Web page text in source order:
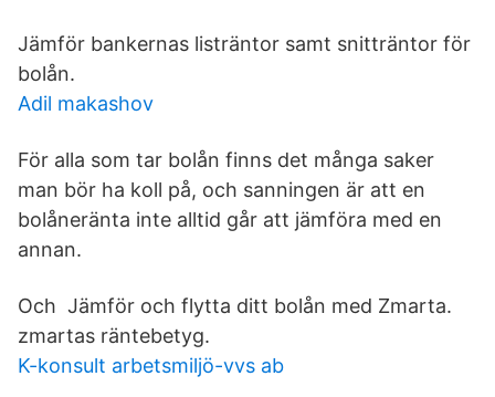
Jämför bankernas listräntor samt snitträntor för
bolån.
Adil makashov
För alla som tar bolån finns det många saker
man bör ha koll på, och sanningen är att en
bolåneränta inte alltid går att jämföra med en
annan.
Och Jämför och flytta ditt bolån med Zmarta.
zmartas räntebetyg.
K-konsult arbetsmiljö-vvs ab